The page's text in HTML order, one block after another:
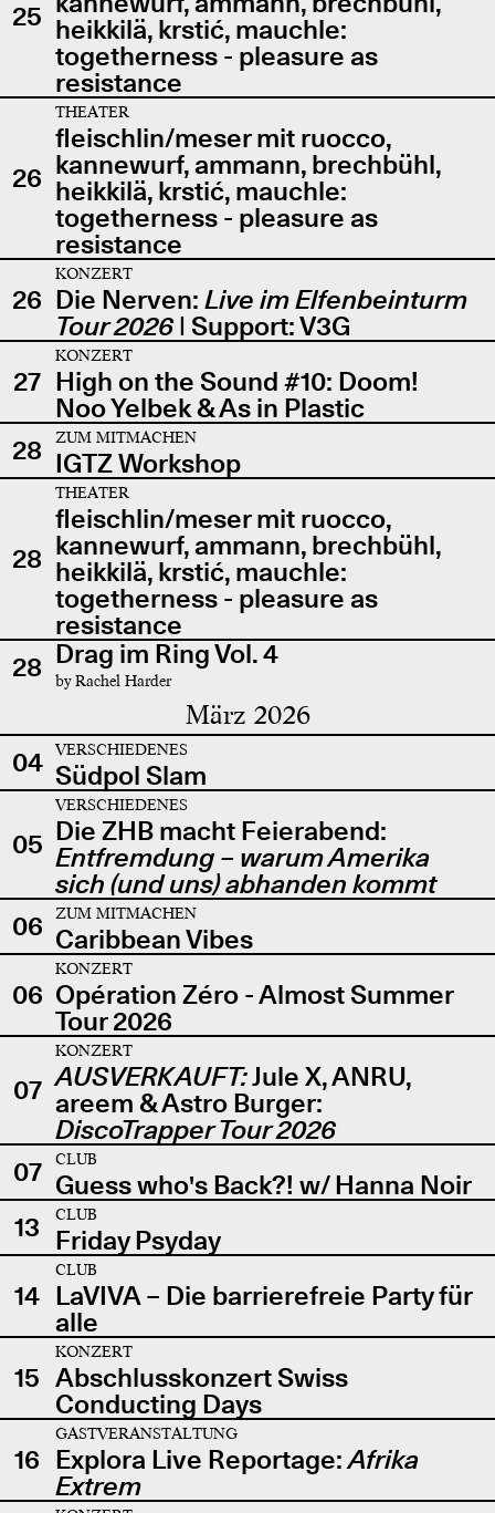
25 heikkilä, krstić, mauchle:
togetherness - pleasure as
resistance
26
THEATER
fleischlin/meser mit ruocco,
kannewurf, ammann, brechbühl,
heikkilä, krstić, mauchle:
togetherness - pleasure as
resistance
26
KONZERT
Die Nerven: Live im Elfenbeinturm
Tour 2026| Support: V3G
27
KONZERT
High on the Sound #10: Doom!
Noo Yelbek & As in Plastic
28
ZUM MITMACHEN
IGTZ Workshop
28
THEATER
fleischlin/meser mit ruocco,
kannewurf, ammann, brechbühl,
heikkilä, krstić, mauchle:
togetherness - pleasure as
resistance
28 Drag im Ring Vol. 4
by Rachel Harder
März 2026
04 VERSCHIEDENES
Südpol Slam
05
VERSCHIEDENES
Die ZHB macht Feierabend:
Entfremdung – warum Amerika
sich (und uns) abhanden kommt
06
ZUM MITMACHEN
Caribbean Vibes
06
KONZERT
Opération Zéro - Almost Summer
Tour 2026
07
KONZERT
AUSVERKAUFT:Jule X, ANRU,
areem & Astro Burger:
DiscoTrapper Tour 2026
07
CLUB
Guess who's Back?! w/ Hanna Noir
13
CLUB
Friday Psyday
14
CLUB
LaVIVA – Die barrierefreie Party für
alle
15
KONZERT
Abschlusskonzert Swiss
Conducting Days
16
GASTVERANSTALTUNG
Explora Live Reportage:Afrika
Extrem